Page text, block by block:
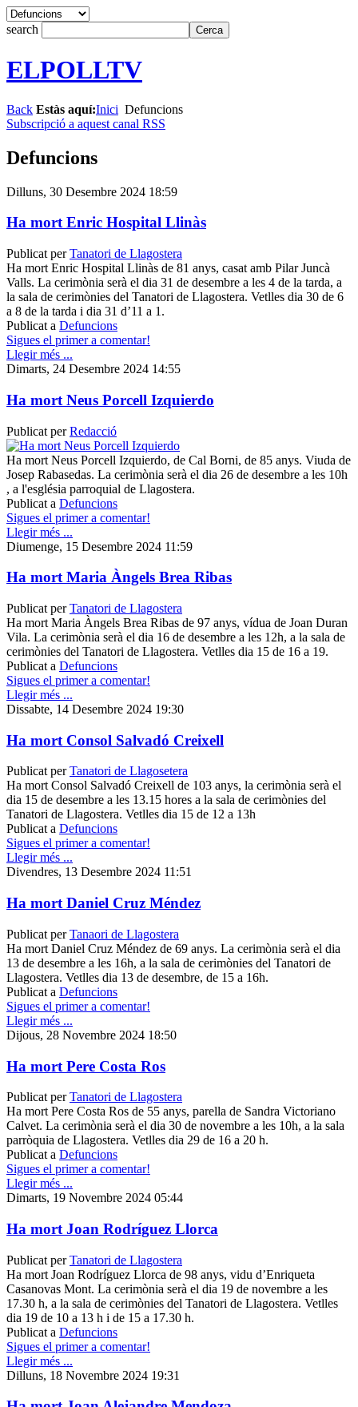
search
ELPOLLTV
Back Estàs aquí:Inici Defuncions
Subscripció a aquest canal RSS
Defuncions
Dilluns, 30 Desembre 2024 18:59
Ha mort Enric Hospital Llinàs
Publicat perTanatori de Llagostera
Ha mort Enric Hospital Llinàs de 81 anys, casat amb Pilar Juncà
Valls. La cerimònia serà el dia 31 de desembre a les 4 de la tarda, a
la sala de cerimònies del Tanatori de Llagostera. Vetlles dia 30 de 6
a 8 de la tarda i dia 31 d’11 a 1.
Publicat a Defuncions
Sigues el primer a comentar!
Llegir més ...
Dimarts, 24 Desembre 2024 14:55
Ha mort Neus Porcell Izquierdo
Publicat perRedacció
Ha mort Neus Porcell Izquierdo, de Cal Borni, de 85 anys. Viuda de
Josep Rabasedas. La cerimònia serà el dia 26 de desembre a les 10h
, a l'església parroquial de Llagostera.
Publicat a Defuncions
Sigues el primer a comentar!
Llegir més ...
Diumenge, 15 Desembre 2024 11:59
Ha mort Maria Àngels Brea Ribas
Publicat perTanatori de Llagostera
Ha mort Maria Àngels Brea Ribas de 97 anys, vídua de Joan Duran
Vila. La cerimònia serà el dia 16 de desembre a les 12h, a la sala de
cerimònies del Tanatori de Llagostera. Vetlles dia 15 de 16 a 19.
Publicat a Defuncions
Sigues el primer a comentar!
Llegir més ...
Dissabte, 14 Desembre 2024 19:30
Ha mort Consol Salvadó Creixell
Publicat perTanatori de Llagosetera
Ha mort Consol Salvadó Creixell de 103 anys, la cerimònia serà el
dia 15 de desembre a les 13.15 hores a la sala de cerimònies del
Tanatori de Llagostera. Vetlles dia 15 de 12 a 13h
Publicat a Defuncions
Sigues el primer a comentar!
Llegir més ...
Divendres, 13 Desembre 2024 11:51
Ha mort Daniel Cruz Méndez
Publicat perTanaori de Llagostera
Ha mort Daniel Cruz Méndez de 69 anys. La cerimònia serà el dia
13 de desembre a les 16h, a la sala de cerimònies del Tanatori de
Llagostera. Vetlles dia 13 de desembre, de 15 a 16h.
Publicat a Defuncions
Sigues el primer a comentar!
Llegir més ...
Dijous, 28 Novembre 2024 18:50
Ha mort Pere Costa Ros
Publicat perTanatori de Llagostera
Ha mort Pere Costa Ros de 55 anys, parella de Sandra Victoriano
Calvet. La cerimònia serà el dia 30 de novembre a les 10h, a la sala
parròquia de Llagostera. Vetlles dia 29 de 16 a 20 h.
Publicat a Defuncions
Sigues el primer a comentar!
Llegir més ...
Dimarts, 19 Novembre 2024 05:44
Ha mort Joan Rodríguez Llorca
Publicat perTanatori de Llagostera
Ha mort Joan Rodríguez Llorca de 98 anys, vidu d’Enriqueta
Casanovas Mont. La cerimònia serà el dia 19 de novembre a les
17.30 h, a la sala de cerimònies del Tanatori de Llagostera. Vetlles
dia 19 de 10 a 13 h i de 15 a 17.30 h.
Publicat a Defuncions
Sigues el primer a comentar!
Llegir més ...
Dilluns, 18 Novembre 2024 19:31